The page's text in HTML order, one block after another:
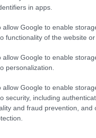
in apps.
allow Google to enable
functionality of the website or
allow Google to enable
personalization.
allow Google to enable
security, including
and fraud prevention, and
αυριανή
για την εκλογή ΠτΔ
στο πρόσωπο
της
και της Πύλου.
από τηνέναρξη
ο πρόεδρος της